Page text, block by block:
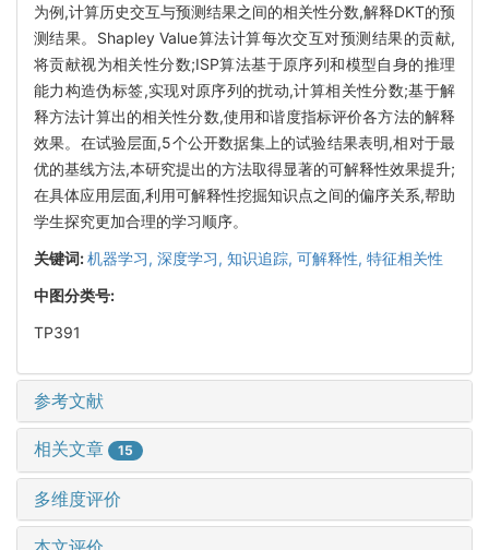
为例,计算历史交互与预测结果之间的相关性分数,解释DKT的预
测结果。Shapley Value算法计算每次交互对预测结果的贡献,
将贡献视为相关性分数;ISP算法基于原序列和模型自身的推理
能力构造伪标签,实现对原序列的扰动,计算相关性分数;基于解
释方法计算出的相关性分数,使用和谐度指标评价各方法的解释
效果。在试验层面,5个公开数据集上的试验结果表明,相对于最
优的基线方法,本研究提出的方法取得显著的可解释性效果提升;
在具体应用层面,利用可解释性挖掘知识点之间的偏序关系,帮助
学生探究更加合理的学习顺序。
关键词:机器学习, 深度学习, 知识追踪, 可解释性, 特征相关性
中图分类号:
TP391
参考文献
相关文章 15
多维度评价